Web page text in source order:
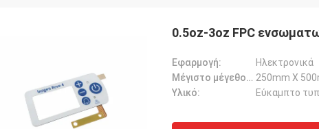
0.5oz-3oz FPC
Εφαρμογή:
Ηλεκτρονικά
Μέγιστο μέγεθος επιτροπής: 250mm X
Υλικό:
Εύκαμπτο